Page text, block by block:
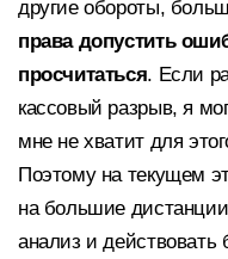
другие обороты,
права допустить
просчитаться. Если
кассовый разрыв, я
мне не хватит для
Поэтому на текущем
на большие
анализ и